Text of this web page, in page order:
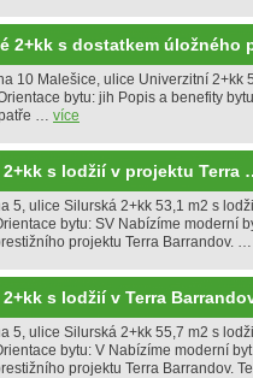
2+kk s dostatkem úložného
10 Malešice, ulice Univerzitní 2+kk
bytu: jih Popis a benefity
… více
s lodžií v projektu Terra
5, ulice Silurská 2+kk 53,1 m2 s
bytu: SV Nabízíme moderní
projektu Terra Barrandov.
s lodžií v Terra
5, ulice Silurská 2+kk 55,7 m2 s
bytu: V Nabízíme moderní
projektu Terra Barrandov.